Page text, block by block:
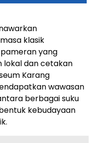
klasik
yang
lokal dan cetakan
Karang
wawasan
berbagai suku
kebudayaan